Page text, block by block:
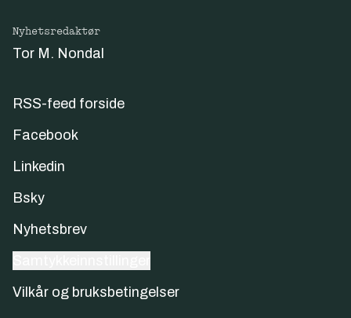
Nyhetsredaktør
Tor M. Nondal
RSS-feed forside
Facebook
Linkedin
Bsky
Nyhetsbrev
Vilkår og bruksbetingelser